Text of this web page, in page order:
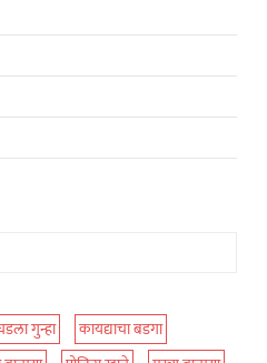
गुन्हा
कायद्याचा बडगा